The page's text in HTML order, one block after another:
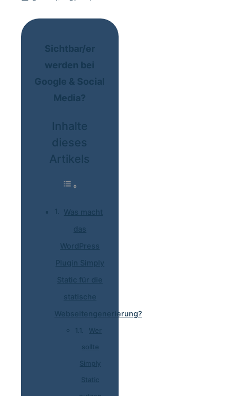
Sichtbar/er
werden bei
Google & Social
Media?
Inhalte
dieses
Artikels
Was macht
das
WordPress
Plugin Simply
Static für die
statische
Webseitengenerierung?
Wer
sollte
Simply
Static